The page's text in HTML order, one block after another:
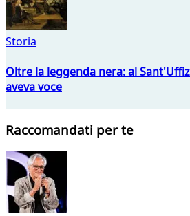
Storia
Oltre la leggenda nera: al
aveva voce
Raccomandati per te